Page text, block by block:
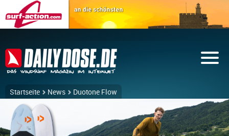
Startseite News Duotone Flow